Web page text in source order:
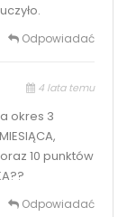
Odpowiadać
4 lata temu
okres 3
10 punktów
Odpowiadać